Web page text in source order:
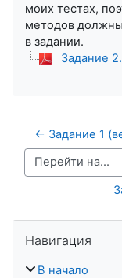
моих тестах,
методов должны
в задании.
Задание
← Задание 1
Перейти на...
Навигация
В начало